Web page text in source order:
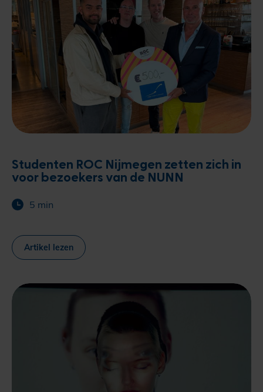
Studenten ROC Nijmegen zetten zich in
voor bezoekers van de NUNN
5 min
Artikel lezen